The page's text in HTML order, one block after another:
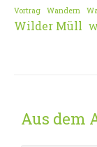
Vortrag Wandern
Wilder Müll
Aus dem